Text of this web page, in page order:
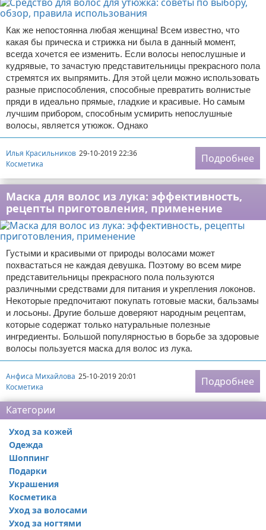
Как же непостоянна любая женщина! Всем известно, что
какая бы прическа и стрижка ни была в данный момент,
всегда хочется ее изменить. Если волосы непослушные и
кудрявые, то зачастую представительницы прекрасного пола
стремятся их выпрямить. Для этой цели можно использовать
разные приспособления, способные превратить волнистые
пряди в идеально прямые, гладкие и красивые. Но самым
лучшим прибором, способным усмирить непослушные
волосы, является утюжок. Однако
Илья Красильников 29-10-2019 22:36
Косметика
Подробнее
Маска для волос из лука: эффективность,
рецепты приготовления, применение
Густыми и красивыми от природы волосами может
похвастаться не каждая девушка. Поэтому во всем мире
представительницы прекрасного пола пользуются
различными средствами для питания и укрепления локонов.
Некоторые предпочитают покупать готовые маски, бальзамы
и лосьоны. Другие больше доверяют народным рецептам,
которые содержат только натуральные полезные
ингредиенты. Большой популярностью в борьбе за здоровые
волосы пользуется маска для волос из лука.
Анфиса Михайлова 25-10-2019 20:01
Косметика
Подробнее
Категории
Уход за кожей
Одежда
Шоппинг
Подарки
Украшения
Косметика
Уход за волосами
Уход за ногтями